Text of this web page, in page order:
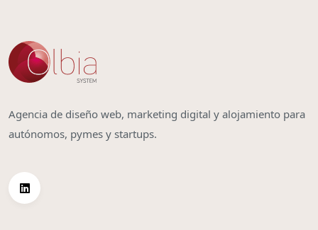
Agencia de diseño web, marketing digital y alojamiento para
autónomos, pymes y startups.